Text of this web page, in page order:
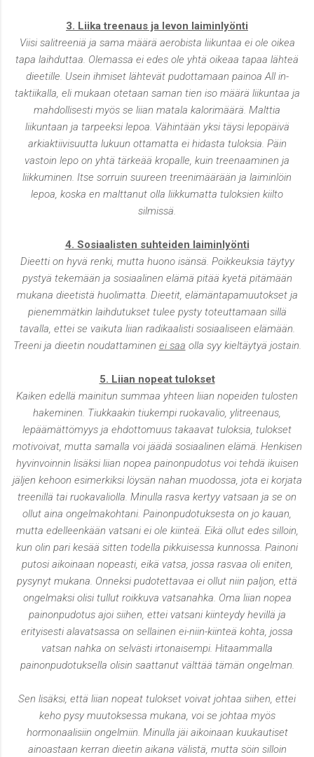
3. Liika treenaus ja levon laiminlyönti
Viisi salitreeniä ja sama määrä aerobista liikuntaa ei ole oikea
tapa laihduttaa. Olemassa ei edes ole yhtä oikeaa tapaa lähteä
dieetille. Usein ihmiset lähtevät pudottamaan painoa All in-
taktiikalla, eli mukaan otetaan saman tien iso määrä liikuntaa ja
mahdollisesti myös se liian matala kalorimäärä. Malttia
liikuntaan ja tarpeeksi lepoa. Vähintään yksi täysi lepopäivä
arkiaktiivisuutta lukuun ottamatta ei hidasta tuloksia. Päin
vastoin lepo on yhtä tärkeää kropalle, kuin treenaaminen ja
liikkuminen. Itse sorruin suureen treenimäärään ja laiminlöin
lepoa, koska en malttanut olla liikkumatta tuloksien kiilto
silmissä.
4. Sosiaalisten suhteiden laiminlyönti
Dieetti on hyvä renki, mutta huono isänsä. Poikkeuksia täytyy
pystyä tekemään ja sosiaalinen elämä pitää kyetä pitämään
mukana dieetistä huolimatta. Dieetit, elämäntapamuutokset ja
pienemmätkin laihdutukset tulee pysty toteuttamaan sillä
tavalla, ettei se vaikuta liian radikaalisti sosiaaliseen elämään.
Treeni ja dieetin noudattaminen ei saa olla syy kieltäytyä jostain.
5. Liian nopeat tulokset
Kaiken edellä mainitun summaa yhteen liian nopeiden tulosten
hakeminen. Tiukkaakin tiukempi ruokavalio, ylitreenaus,
lepäämättömyys ja ehdottomuus takaavat tuloksia, tulokset
motivoivat, mutta samalla voi jäädä sosiaalinen elämä. Henkisen
hyvinvoinnin lisäksi liian nopea painonpudotus voi tehdä ikuisen
jäljen kehoon esimerkiksi löysän nahan muodossa, jota ei korjata
treenillä tai ruokavaliolla. Minulla rasva kertyy vatsaan ja se on
ollut aina ongelmakohtani. Painonpudotuksesta on jo kauan,
mutta edelleenkään vatsani ei ole kiinteä. Eikä ollut edes silloin,
kun olin pari kesää sitten todella pikkuisessa kunnossa. Painoni
putosi aikoinaan nopeasti, eikä vatsa, jossa rasvaa oli eniten,
pysynyt mukana. Onneksi pudotettavaa ei ollut niin paljon, että
ongelmaksi olisi tullut roikkuva vatsanahka. Oma liian nopea
painonpudotus ajoi siihen, ettei vatsani kiinteydy hevillä ja
erityisesti alavatsassa on sellainen ei-niin-kiinteä kohta, jossa
vatsan nahka on selvästi irtonaisempi. Hitaammalla
painonpudotuksella olisin saattanut välttää tämän ongelman.
Sen lisäksi, että liian nopeat tulokset voivat johtaa siihen, ettei
keho pysy muutoksessa mukana, voi se johtaa myös
hormonaalisiin ongelmiin. Minulla jäi aikoinaan kuukautiset
ainoastaan kerran dieetin aikana välistä, mutta söin silloin